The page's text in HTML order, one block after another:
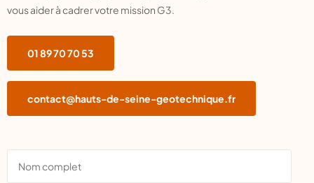
vous aider à cadrer votre mission G3.
01 89 70 70 53
contact@hauts-de-seine-geotechnique.fr